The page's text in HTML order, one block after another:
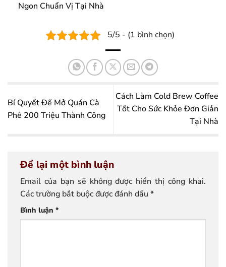
Ngon Chuẩn Vị Tại Nhà
5/5 - (1 bình chọn)
Bí Quyết Để Mở Quán Cà
Phê 200 Triệu Thành Công
Cách Làm Cold Brew Coffee
Tốt Cho Sức Khỏe Đơn Giản
Tại Nhà
Để lại một bình luận
Email của bạn sẽ không được hiển thị công khai.
Các trường bắt buộc được đánh dấu *
Bình luận *